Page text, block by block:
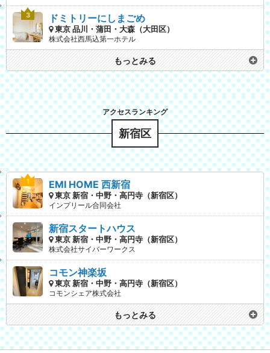
ドミトリーにしまごめ
東京 品川・蒲田・大森（大田区）
株式会社西馬込第一ホテル
もっとみる
新宿区
EMI HOME 西新宿
東京 新宿・中野・高円寺（新宿区）
インプリール合同会社
新宿スタートハウス
東京 新宿・中野・高円寺（新宿区）
株式会社サイバーワークス
コモン神楽坂
東京 新宿・中野・高円寺（新宿区）
コモンシェア株式会社
もっとみる